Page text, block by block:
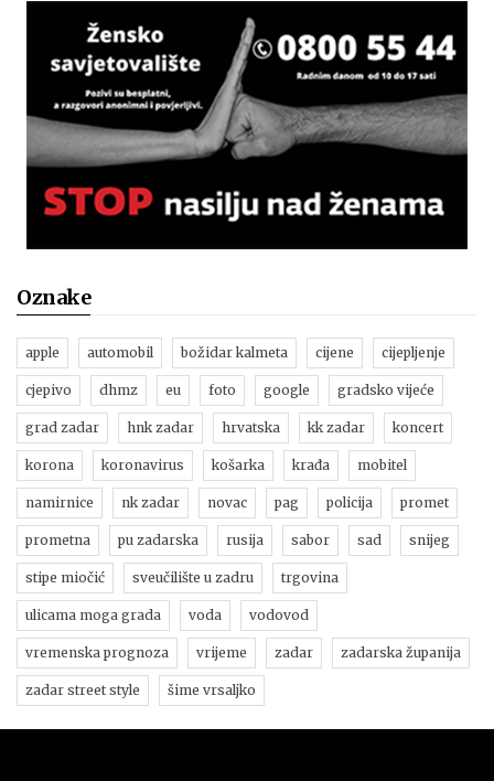
Oznake
apple automobil božidar kalmeta cijene cijepljenje
cjepivo dhmz eu foto google gradsko vijeće
grad zadar hnk zadar hrvatska kk zadar koncert
korona koronavirus košarka krađa mobitel
namirnice nk zadar novac pag policija promet
prometna pu zadarska rusija sabor sad snijeg
stipe miočić sveučilište u zadru trgovina
ulicama moga grada voda vodovod
vremenska prognoza vrijeme zadar zadarska županija
zadar street style šime vrsaljko